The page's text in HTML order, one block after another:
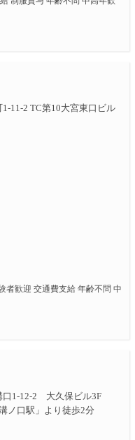
11-2 TC第10大宮東口ビル
者歓迎 交通費支給 年齢不問 中
口1-12-2 大久保ビル3F
ノ口駅」より徒歩2分